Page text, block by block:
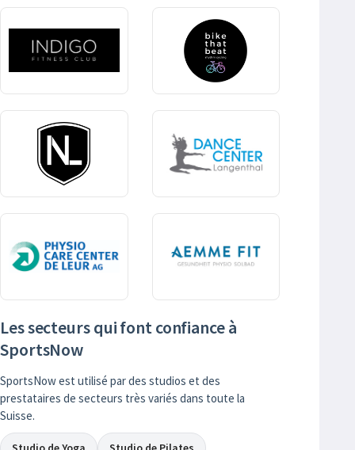
Les secteurs qui font confiance à
SportsNow
SportsNow est utilisé par des studios et des
prestataires de secteurs très variés dans toute la
Suisse.